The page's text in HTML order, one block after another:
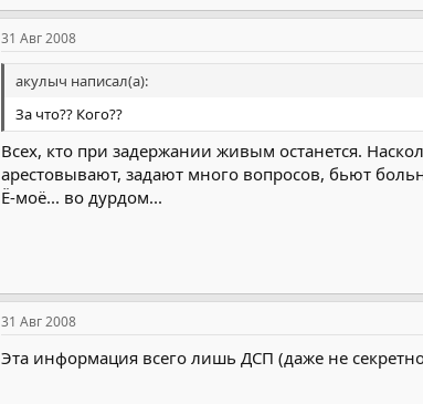
31 Авг 2008
акулыч написал(а):
За что?? Кого??
Всех, кто при задержании живым останется.
арестовывают, задают много вопросов, бьют
Ё-моё... во дурдом...
31 Авг 2008
Эта информация всего лишь ДСП (даже не